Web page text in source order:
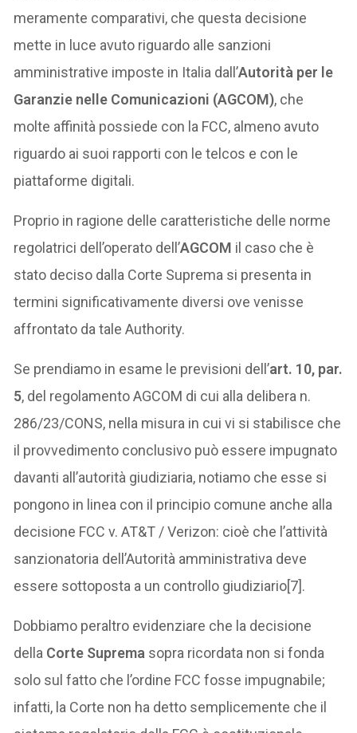
meramente comparativi, che questa decisione
mette in luce avuto riguardo alle sanzioni
amministrative imposte in Italia dall’Autorità per le
Garanzie nelle Comunicazioni (AGCOM), che
molte affinità possiede con la FCC, almeno avuto
riguardo ai suoi rapporti con le telcos e con le
piattaforme digitali.
Proprio in ragione delle caratteristiche delle norme
regolatrici dell’operato dell’AGCOM il caso che è
stato deciso dalla Corte Suprema si presenta in
termini significativamente diversi ove venisse
affrontato da tale Authority.
Se prendiamo in esame le previsioni dell’art. 10, par.
5, del regolamento AGCOM di cui alla delibera n.
286/23/CONS, nella misura in cui vi si stabilisce che
il provvedimento conclusivo può essere impugnato
davanti all’autorità giudiziaria, notiamo che esse si
pongono in linea con il principio comune anche alla
decisione FCC v. AT&T / Verizon: cioè che l’attività
sanzionatoria dell’Autorità amministrativa deve
essere sottoposta a un controllo giudiziario[7].
Dobbiamo peraltro evidenziare che la decisione
della Corte Suprema sopra ricordata non si fonda
solo sul fatto che l’ordine FCC fosse impugnabile;
infatti, la Corte non ha detto semplicemente che il